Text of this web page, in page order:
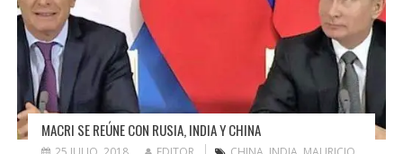
MACRI SE REÚNE CON RUSIA, INDIA Y CHINA